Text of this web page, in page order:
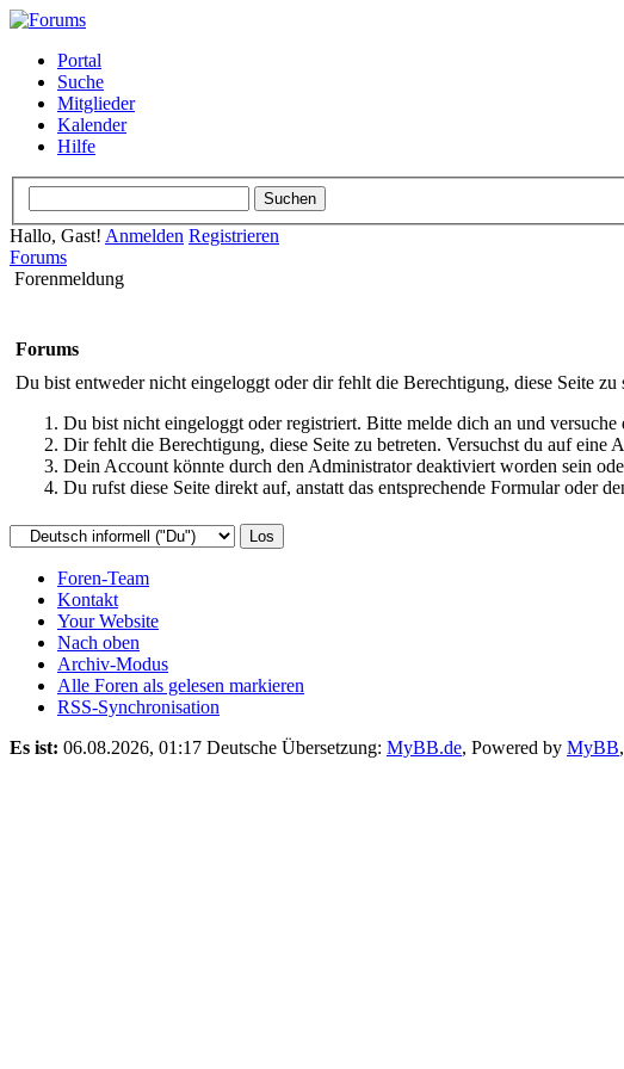
Portal
Suche
Mitglieder
Kalender
Hilfe
Hallo, Gast! Anmelden Registrieren
Forums
Forenmeldung
Forums
Du bist entweder nicht eingeloggt oder dir fehlt die Berechtigung, diese Seite
Du bist nicht eingeloggt oder registriert. Bitte melde dich an und
Dir fehlt die Berechtigung, diese Seite zu betreten. Versuchst du auf
Dein Account könnte durch den Administrator deaktiviert worden sein
Du rufst diese Seite direkt auf, anstatt das entsprechende Formular oder
Foren-Team
Kontakt
Your Website
Nach oben
Archiv-Modus
Alle Foren als gelesen markieren
RSS-Synchronisation
Es ist: 06.08.2026, 01:17 Deutsche Übersetzung: MyBB.de, Powered by MyBB